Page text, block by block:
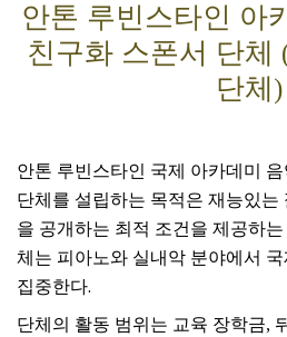
안톤 루빈스타인 아
친구화 스폰서 단체
단체)
안톤 루빈스타인 국제 아카데미
단체를 설립하는 목적은 재능있는
을 공개하는 최적 조건을 제공하
체는 피아노와 실내악 분야에서
집중한다.
단체의 활동 범위는 교육 장학금,